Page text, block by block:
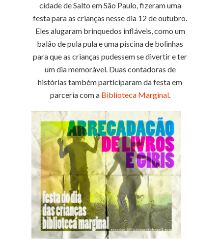
cidade de Salto em São Paulo, fizeram uma
festa para as crianças nesse dia 12 de outubro.
Eles alugaram brinquedos infláveis, como um
balão de pula pula e uma piscina de bolinhas
para que as crianças pudessem se divertir e ter
um dia memorável. Duas contadoras de
histórias também participaram da festa em
parceria com a Biblioteca Marginal.